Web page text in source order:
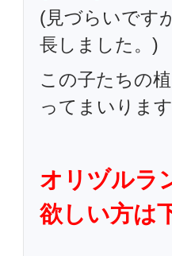
(見づらいです
長しました。)
この子たちの
ってまいりま
オリヅルラ
欲しい方は